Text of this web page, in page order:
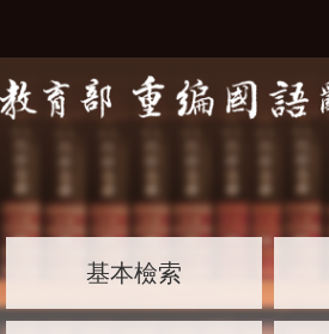
基本檢索